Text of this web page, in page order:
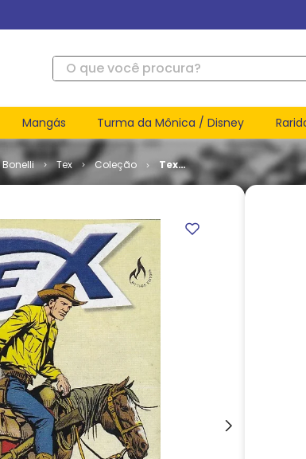
O que você procura?
Mangás Turma da Mônica / Disney
Bonelli Tex Coleção
Tex
Coleção #